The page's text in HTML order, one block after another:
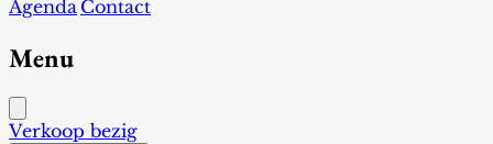
Agenda Contact
Menu
Verkoop bezig